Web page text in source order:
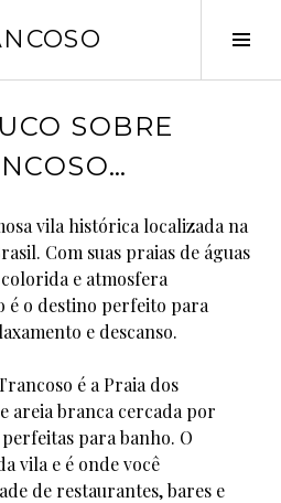
j
n
i
r
o
1
1
2
0
2
3
SOBRE
vila histórica localizada na
Com suas praias de águas
e atmosfera
é o destino perfeito para
e descanso.
é a Praia dos
areia branca cercada por
para banho. O
vila e é onde você
de restaurantes, bares e